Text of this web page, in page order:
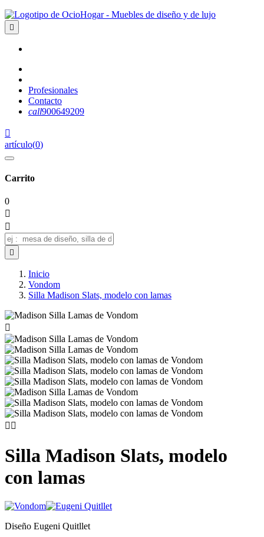

Profesionales
Contacto
call900649209

artículo(0)
Carrito
0



Inicio
Vondom
Silla Madison Slats, modelo con lamas

 
Silla Madison Slats, modelo
con lamas
Diseño Eugeni Quitllet